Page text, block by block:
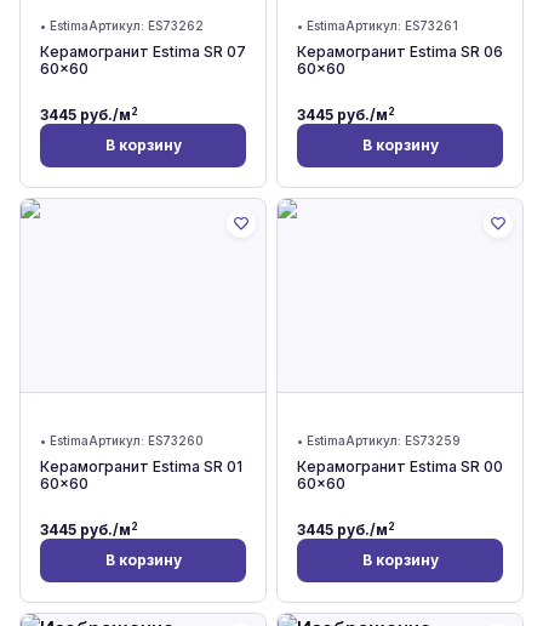
• EstimaАртикул: ES73262
Керамогранит Estima SR 07
60x60
3445 руб./м2
В корзину
• EstimaАртикул: ES73261
Керамогранит Estima SR 06
60x60
3445 руб./м2
В корзину
• EstimaАртикул: ES73260
Керамогранит Estima SR 01
60x60
3445 руб./м2
В корзину
• EstimaАртикул: ES73259
Керамогранит Estima SR 00
60x60
3445 руб./м2
В корзину